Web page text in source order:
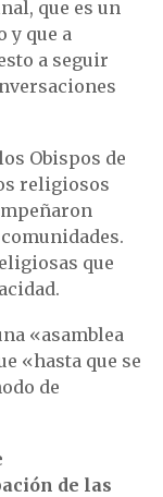
que es un
y que a
a seguir
Obispos de
religiosos
que
«asamblea
«hasta que se
de
de las